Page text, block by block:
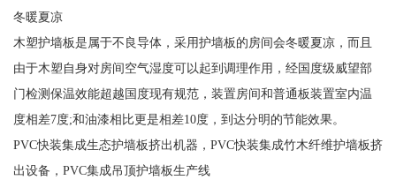
冬暖夏凉
木塑护墙板是属于不良导体，采用护墙板的房间会冬暖夏凉，而且
由于木塑自身对房间空气湿度可以起到调理作用，经国度级威望部
门检测保温效能超越国度现有规范，装置房间和普通板装置室内温
度相差7度;和油漆相比更是相差10度，到达分明的节能效果。
PVC快装集成生态护墙板挤出机器，PVC快装集成竹木纤维护墙板挤
出设备，PVC集成吊顶护墙板生产线